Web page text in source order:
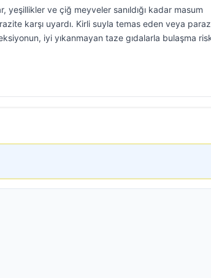
yeşillikler ve çiğ meyveler sanıldığı kadar masum
karşı uyardı. Kirli suyla temas eden veya
iyi yıkanmayan taze gıdalarla bulaşma